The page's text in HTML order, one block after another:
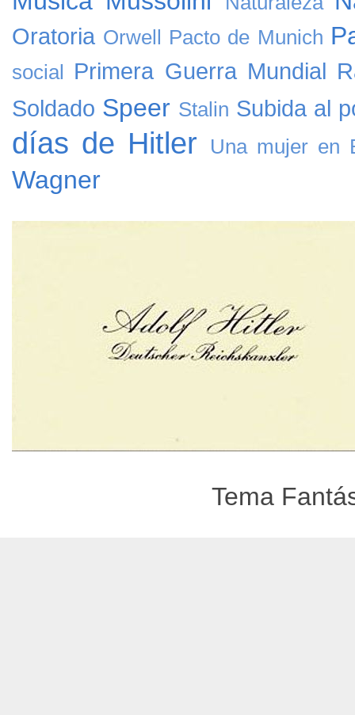
Oratoria Orwell Pacto de Munich
social Primera Guerra Mundial
Soldado Speer Stalin Subida al
días de Hitler Una mujer en
Wagner
Tema